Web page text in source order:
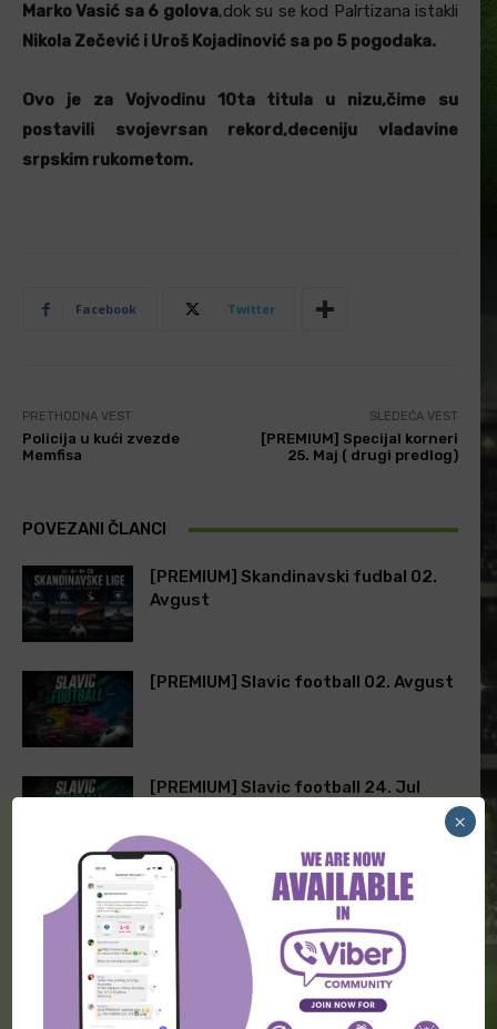
Marko Vasić sa 6 golova,dok su se kod Palrtizana istakli
Nikola Zečević i Uroš Kojadinović sa po 5 pogodaka.
Ovo je za Vojvodinu 10ta titula u nizu,čime su
postavili svojevrsan rekord,deceniju vladavine
srpskim rukometom.
Facebook Twitter
PRETHODNA VEST
Policija u kući zvezde
Memfisa
SLEDEĆA VEST
[PREMIUM] Specijal korneri
25. Maj ( drugi predlog)
POVEZANI ČLANCI
[PREMIUM] Skandinavski fudbal 02.
Avgust
[PREMIUM] Slavic football 02. Avgust
[PREMIUM] Slavic football 24. Jul
ODGOVORITE
×